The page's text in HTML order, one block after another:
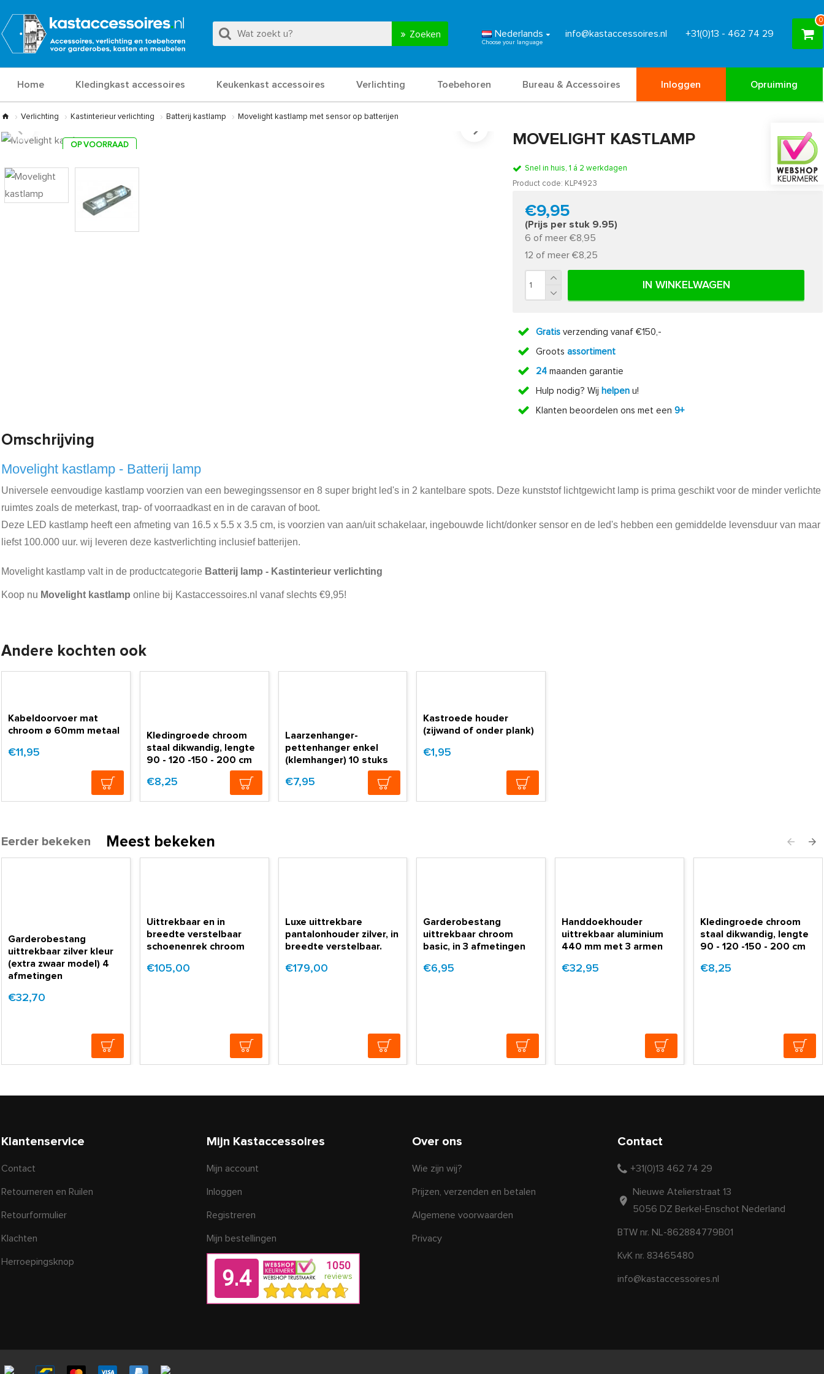
Zoeken Nederlands info@kastaccessoires.nl +31(0)13 - 462 74 29
0
Home Kledingkast accessoires Keukenkast accessoires Verlichting Toebehoren Bureau & Accessoires Inloggen Opruiming
Verlichting Kastinterieur verlichting Batterij kastlamp Movelight kastlamp met sensor op batterijen
OP VOORRAAD MOVELIGHT KASTLAMP
Snel in huis, 1 á 2 werkdagen
Product code: KLP4923
€9,95
(Prijs per stuk 9.95)
6 of meer €8,95
12 of meer €8,25
IN WINKELWAGEN
Gratisverzending vanaf €150,-
Groots assortiment
24maanden garantie
Hulp nodig? Wij helpenu!
Klanten beoordelen ons met een 9+
Omschrijving
Movelight kastlamp - Batterij lamp
Universele eenvoudige kastlamp voorzien van een bewegingssensor en 8 super bright led's in 2 kantelbare spots. Deze kunststof lichtgewicht lamp is prima geschikt voor de minder verlichte
ruimtes zoals de meterkast, trap- of voorraadkast en in de caravan of boot.
Deze LED kastlamp heeft een afmeting van 16.5 x 5.5 x 3.5 cm, is voorzien van aan/uit schakelaar, ingebouwde licht/donker sensor en de led's hebben een gemiddelde levensduur van maar
liefst 100.000 uur. wij leveren deze kastverlichting inclusief batterijen.
Movelight kastlamp valt in de productcategorie Batterij lamp - Kastinterieur verlichting
Koop nu Movelight kastlamp online bij Kastaccessoires.nl vanaf slechts €9,95!
Andere kochten ook
Kabeldoorvoer mat
chroom ø 60mm metaal
€11,95
Kledingroede chroom
staal dikwandig, lengte
90 - 120 -150 - 200 cm
€8,25
Laarzenhanger-
pettenhanger enkel
(klemhanger) 10 stuks
€7,95
Kastroede houder
(zijwand of onder plank)
€1,95
Eerder bekeken Meest bekeken
Garderobestang
uittrekbaar zilver kleur
(extra zwaar model) 4
afmetingen
€32,70
Uittrekbaar en in
breedte verstelbaar
schoenenrek chroom
€105,00
Luxe uittrekbare
pantalonhouder zilver, in
breedte verstelbaar.
€179,00
Garderobestang
uittrekbaar chroom
basic, in 3 afmetingen
€6,95
Handdoekhouder
uittrekbaar aluminium
440 mm met 3 armen
€32,95
Kledingroede chroom
staal dikwandig, lengte
90 - 120 -150 - 200 cm
€8,25
Klantenservice
Contact
Retourneren en Ruilen
Retourformulier
Klachten
Herroepingsknop
Mijn Kastaccessoires
Mijn account
Inloggen
Registreren
Mijn bestellingen
Over ons
Wie zijn wij?
Prijzen, verzenden en betalen
Algemene voorwaarden
Privacy
Contact
+31(0)13 462 74 29
Nieuwe Atelierstraat 13
5056 DZ Berkel-Enschot Nederland
BTW nr. NL-862884779B01
KvK nr. 83465480
info@kastaccessoires.nl